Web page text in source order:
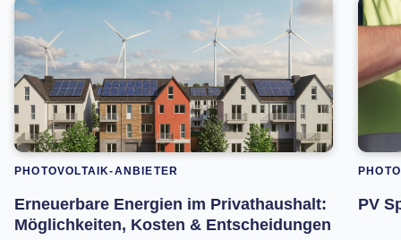
PHOTOVOLTAIK-ANBIETER
Erneuerbare Energien im Privathaushalt:
Möglichkeiten, Kosten & Entscheidungen
PV